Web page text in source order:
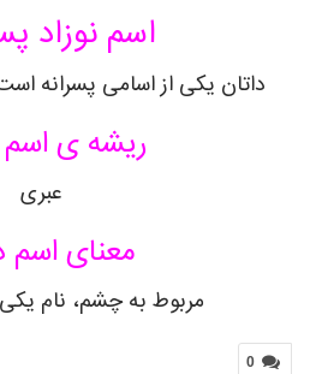
اسم نوزاد
داتان یکی از اسامی پسرانه
ریشه ی اسم
عبری
معنای اسم
مربوط به چشم، نام
0